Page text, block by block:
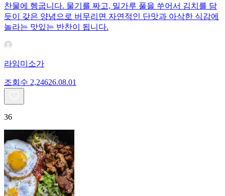
찬물에 헹굽니다. 물기를 짜고, 밀가루 풀을 쑤어서 김치를 담
듯이 갖은 양념으로 버무리면 자연적인 단맛과 아삭한 식감에
놀라는 맛있는 반찬이 됩니다.
라임미소가
조회수 2,24626.08.01
36